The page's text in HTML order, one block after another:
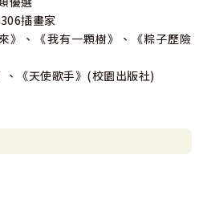
插畫家
》、《我有一顆樹》、《粽子歷險
、《天使歌手》(校園出版社)